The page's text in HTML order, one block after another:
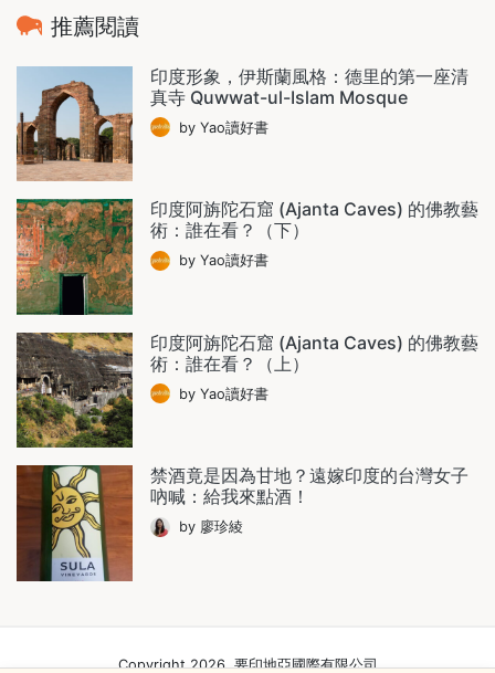
推薦閱讀
印度形象，伊斯蘭風格：德里的第一座清
真寺 Quwwat-ul-Islam Mosque
by Yao讀好書
印度阿旃陀石窟 (Ajanta Caves) 的佛教藝
術：誰在看？（下）
by Yao讀好書
印度阿旃陀石窟 (Ajanta Caves) 的佛教藝
術：誰在看？（上）
by Yao讀好書
禁酒竟是因為甘地？遠嫁印度的台灣女子
吶喊：給我來點酒！
by 廖珍綾
Copyright 2026. 要印地亞國際有限公司